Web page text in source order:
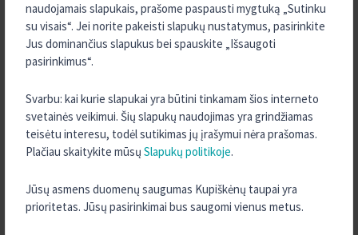
naudojamais slapukais, prašome paspausti mygtuką „Sutinku
su visais“. Jei norite pakeisti slapukų nustatymus, pasirinkite
Jus dominančius slapukus bei spauskite „Išsaugoti
pasirinkimus“.
Svarbu: kai kurie slapukai yra būtini tinkamam šios interneto
svetainės veikimui. Šių slapukų naudojimas yra grindžiamas
teisėtu interesu, todėl sutikimas jų įrašymui nėra prašomas.
Plačiau skaitykite mūsų Slapukų politikoje.
Jūsų asmens duomenų saugumas Kupiškėnų taupai yra
prioritetas. Jūsų pasirinkimai bus saugomi vienus metus.
Gali būti taikomi papildomi mokesčiai: sutarties sudarymo, pajinio
įnašo, kredito administravimo, užtikrinimo priemonių vertinimo,
dokumentų tvarkymo. Jų dydis nustatomas pagal kredito unijos
galiojantį paslaugų kainyną.
Kodėl verta rinktis?